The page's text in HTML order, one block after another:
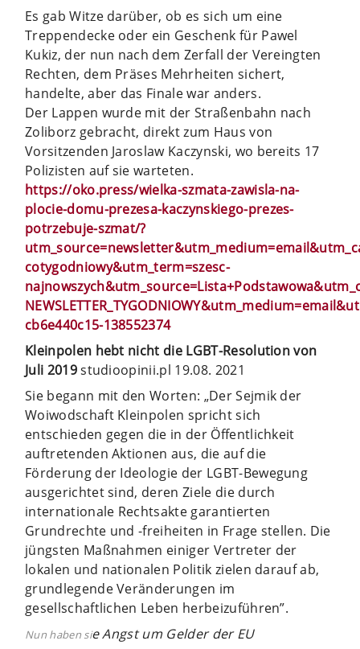
Es gab Witze darüber, ob es sich um eine
Treppendecke oder ein Geschenk für Pawel
Kukiz, der nun nach dem Zerfall der Vereingten
Rechten, dem Präses Mehrheiten sichert,
handelte, aber das Finale war anders.
Der Lappen wurde mit der Straßenbahn nach
Zoliborz gebracht, direkt zum Haus von
Vorsitzenden Jaroslaw Kaczynski, wo bereits 17
Polizisten auf sie warteten.
https://oko.press/wielka-szmata-zawisla-na-
plocie-domu-prezesa-kaczynskiego-prezes-
potrzebuje-szmat/?
cotygodniowy&utm_term=szesc-
cb6e440c15-138552374
Kleinpolen hebt nicht die LGBT-Resolution von
Juli 2019studioopinii.pl 19.08. 2021
Sie begann mit den Worten: „Der Sejmik der
Woiwodschaft Kleinpolen spricht sich
entschieden gegen die in der Öffentlichkeit
auftretenden Aktionen aus, die auf die
Förderung der Ideologie der LGBT-Bewegung
ausgerichtet sind, deren Ziele die durch
internationale Rechtsakte garantierten
Grundrechte und -freiheiten in Frage stellen. Die
jüngsten Maßnahmen einiger Vertreter der
lokalen und nationalen Politik zielen darauf ab,
grundlegende Veränderungen im
gesellschaftlichen Leben herbeizuführen”.
Nun haben sie Angst um Gelder der EU